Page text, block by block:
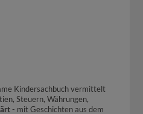
Kindersachbuch vermittelt
Steuern, Währungen,
- mit Geschichten aus dem